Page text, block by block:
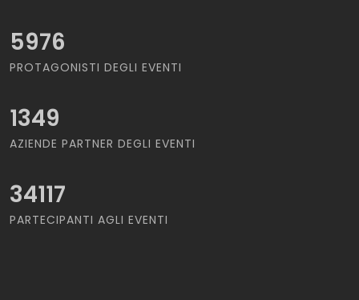
5976
PROTAGONISTI DEGLI EVENTI
1349
AZIENDE PARTNER DEGLI EVENTI
34117
PARTECIPANTI AGLI EVENTI